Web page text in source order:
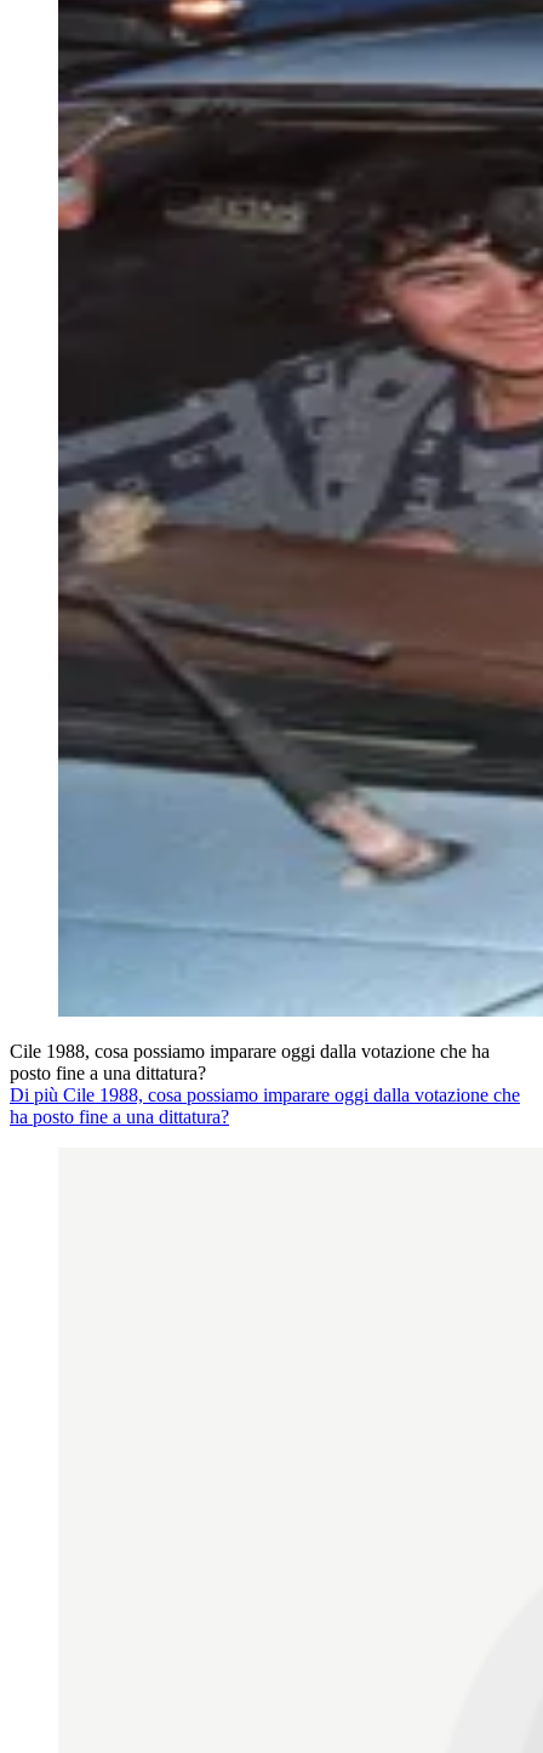
Cile 1988, cosa possiamo imparare oggi dalla votazione che ha
posto fine a una dittatura?
Di più Cile 1988, cosa possiamo imparare oggi dalla votazione che
ha posto fine a una dittatura?